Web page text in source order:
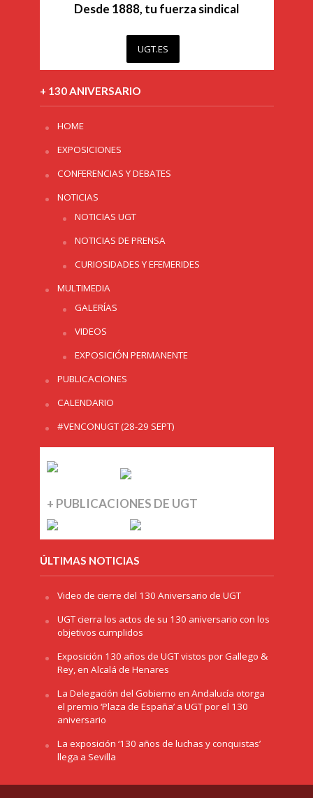
Desde 1888, tu fuerza sindical
UGT.ES
+ 130 ANIVERSARIO
HOME
EXPOSICIONES
CONFERENCIAS Y DEBATES
NOTICIAS
NOTICIAS UGT
NOTICIAS DE PRENSA
CURIOSIDADES Y EFEMERIDES
MULTIMEDIA
GALERÍAS
VIDEOS
EXPOSICIÓN PERMANENTE
PUBLICACIONES
CALENDARIO
#VENCONUGT (28-29 SEPT)
+ PUBLICACIONES DE UGT
ÚLTIMAS NOTICIAS
Video de cierre del 130 Aniversario de UGT
UGT cierra los actos de su 130 aniversario con los
objetivos cumplidos
Exposición 130 años de UGT vistos por Gallego &
Rey, en Alcalá de Henares
La Delegación del Gobierno en Andalucía otorga
el premio ‘Plaza de España’ a UGT por el 130
aniversario
La exposición ‘130 años de luchas y conquistas’
llega a Sevilla